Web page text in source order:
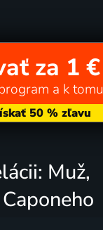
za 1 €
a k tomu
Muž,